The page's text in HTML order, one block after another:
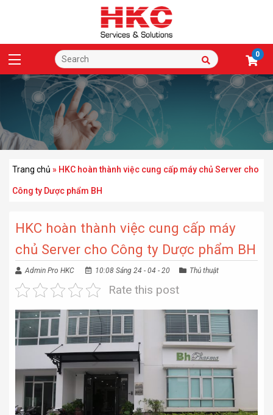
0
Trang chủ » HKC hoàn thành việc cung cấp máy chủ Server cho
Công ty Dược phẩm BH
HKC hoàn thành việc cung cấp máy
chủ Server cho Công ty Dược phẩm BH
Admin Pro HKC 10:08 Sáng 24 - 04 - 20 Thủ thuật
Rate this post